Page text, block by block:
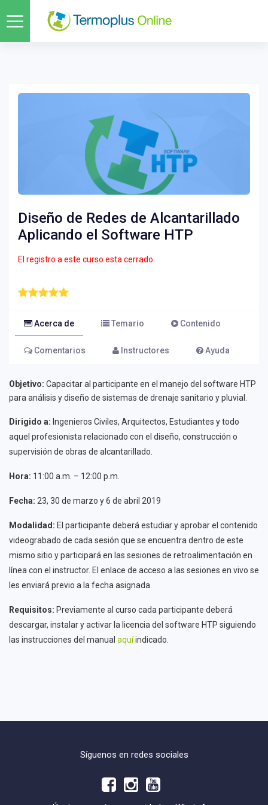
Diseño de Redes de Alcantarillado
Aplicando el Software HTP
El registro a este curso esta cerrado
Acerca de Temario Contenido
Comentarios Instructores Ayuda
Objetivo: Capacitar al participante en el manejo del software HTP
para análisis y diseño de sistemas de drenaje sanitario y pluvial.
Dirigido a: Ingenieros Civiles, Arquitectos, Estudiantes y todo
aquel profesionista relacionado con el diseño, construcción o
supervisión de obras de alcantarillado.
Hora: 11:00 a.m. – 12:00 p.m.
Fecha: 23, 30 de marzo y 6 de abril 2019
Modalidad: El participante deberá estudiar y aprobar el contenido
videograbado de cada sesión que se encuentra dentro de este
mismo sitio y participará en las sesiones de retroalimentación en
línea con el instructor. El enlace de acceso a las sesiones en vivo se
les enviará previo a la fecha asignada.
Requisitos: Previamente al curso cada participante deberá
descargar, instalar y activar la licencia del software HTP siguiendo
las instrucciones del manual aquíindicado.
Síguenos en redes sociales